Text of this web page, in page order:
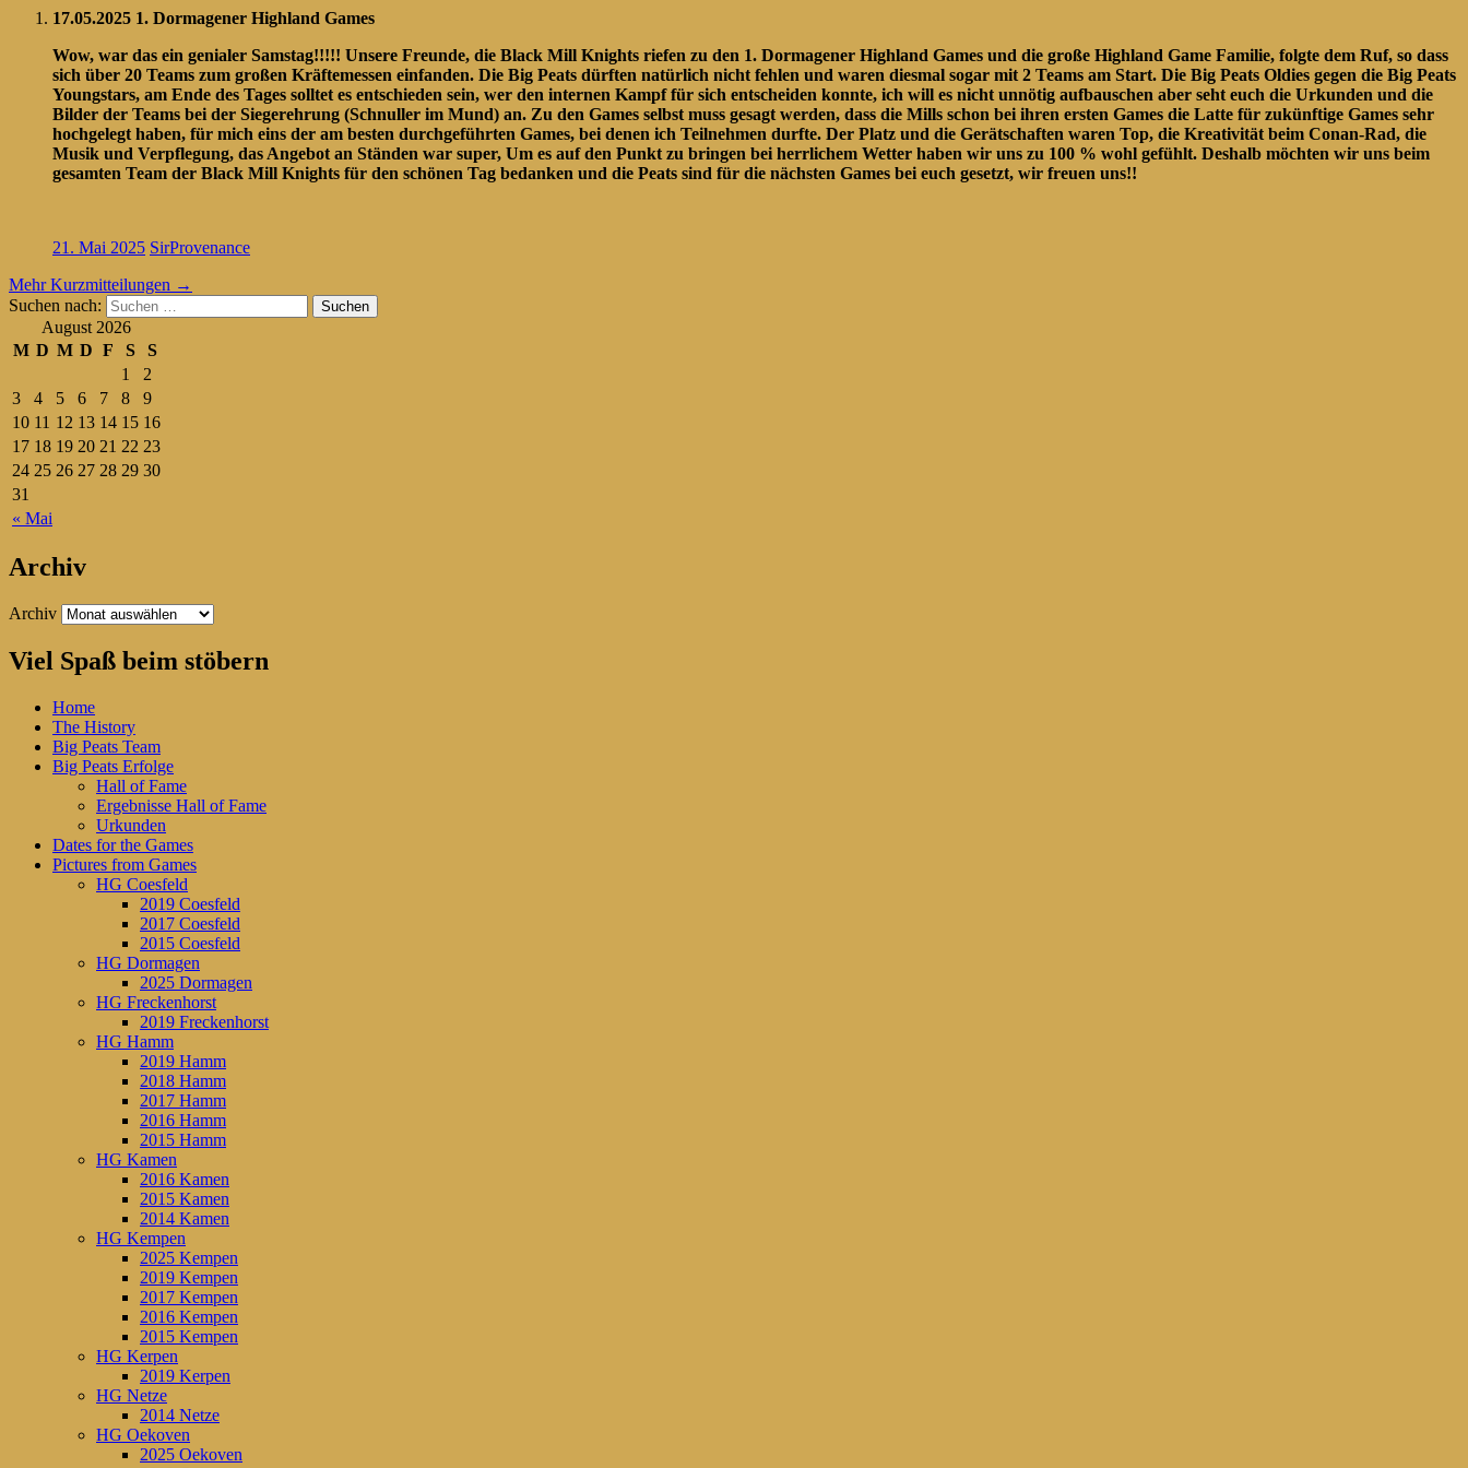
17.05.2025 1. Dormagener Highland Games
Wow, war das ein genialer Samstag!!!!! Unsere Freunde, die Black Mill Knights riefen zu den 1. Dormagener Highland Games und die große Highland Game Familie, folgte dem Ruf, so dass
sich über 20 Teams zum großen Kräftemessen einfanden. Die Big Peats dürften natürlich nicht fehlen und waren diesmal sogar mit 2 Teams am Start. Die Big Peats Oldies gegen die Big Peats
Youngstars, am Ende des Tages solltet es entschieden sein, wer den internen Kampf für sich entscheiden konnte, ich will es nicht unnötig aufbauschen aber seht euch die Urkunden und die
Bilder der Teams bei der Siegerehrung (Schnuller im Mund) an. Zu den Games selbst muss gesagt werden, dass die Mills schon bei ihren ersten Games die Latte für zukünftige Games sehr
hochgelegt haben, für mich eins der am besten durchgeführten Games, bei denen ich Teilnehmen durfte. Der Platz und die Gerätschaften waren Top, die Kreativität beim Conan-Rad, die
Musik und Verpflegung, das Angebot an Ständen war super, Um es auf den Punkt zu bringen bei herrlichem Wetter haben wir uns zu 100 % wohl gefühlt. Deshalb möchten wir uns beim
gesamten Team der Black Mill Knights für den schönen Tag bedanken und die Peats sind für die nächsten Games bei euch gesetzt, wir freuen uns!!
21. Mai 2025 SirProvenance
Mehr Kurzmitteilungen →
Suchen nach:
August 2026
M D M D F S S
« Mai
1
2
3
4 5 6 7 8
9
10 11 12 13 14 15 16
17 18 19 20 21 22 23
24 25 26 27 28 29 30
31
Archiv
Archiv
Viel Spaß beim stöbern
Home
The History
Big Peats Team
Big Peats Erfolge
Hall of Fame
Ergebnisse Hall of Fame
Urkunden
Dates for the Games
Pictures from Games
HG Coesfeld
2019 Coesfeld
2017 Coesfeld
2015 Coesfeld
HG Dormagen
2025 Dormagen
HG Freckenhorst
2019 Freckenhorst
HG Hamm
2019 Hamm
2018 Hamm
2017 Hamm
2016 Hamm
2015 Hamm
HG Kamen
2016 Kamen
2015 Kamen
2014 Kamen
HG Kempen
2025 Kempen
2019 Kempen
2017 Kempen
2016 Kempen
2015 Kempen
HG Kerpen
2019 Kerpen
HG Netze
2014 Netze
HG Oekoven
2025 Oekoven